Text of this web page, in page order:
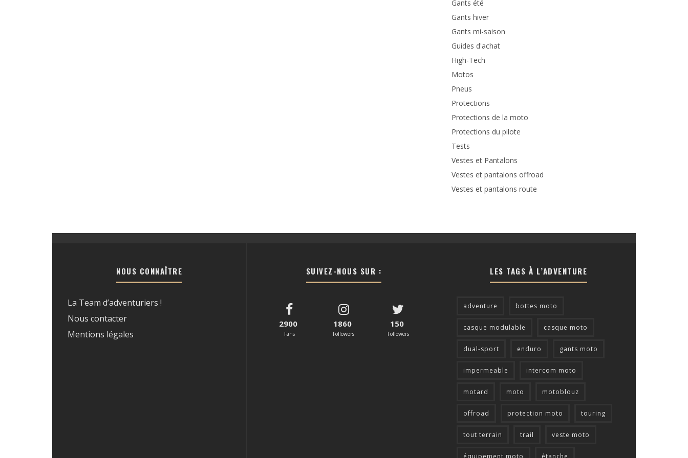
Gants été
Gants hiver
Gants mi-saison
Guides d'achat
High-Tech
Motos
Pneus
Protections
Protections de la moto
Protections du pilote
Tests
Vestes et Pantalons
Vestes et pantalons offroad
Vestes et pantalons route
NOUS CONNAÎTRE
La Team d’adventuriers !
Nous contacter
Mentions légales
SUIVEZ-NOUS SUR :
2900
Fans
1860
Followers
150
Followers
LES TAGS À L’ADVENTURE
adventure bottes moto
casque modulable casque moto
dual-sport enduro gants moto
impermeable intercom moto
motard moto motoblouz
offroad protection moto touring
tout terrain trail veste moto
équipement moto étanche